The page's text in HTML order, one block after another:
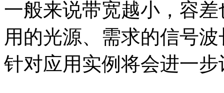
一般来说带宽越小，容
用的光源、需求的信号
针对应用实例将会进一步